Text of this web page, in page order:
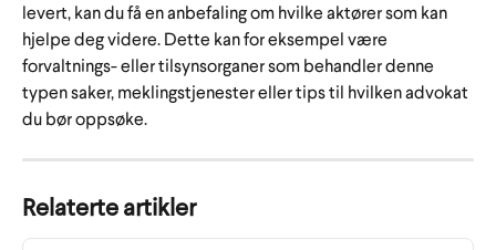
levert, kan du få en anbefaling om hvilke aktører som kan
hjelpe deg videre. Dette kan for eksempel være
forvaltnings- eller tilsynsorganer som behandler denne
typen saker, meklingstjenester eller tips til hvilken advokat
du bør oppsøke.
Relaterte artikler